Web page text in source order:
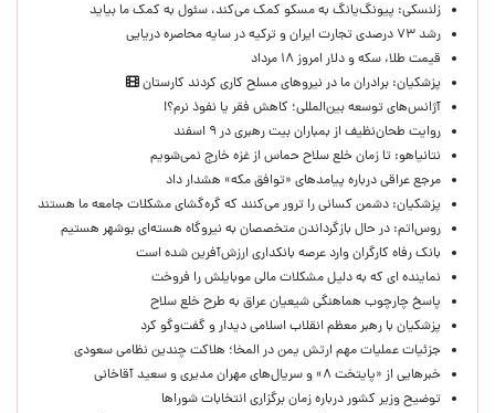
زلنسکی: پیونگ‌یانگ به مسکو کمک می‌کند، سئول به کمک ما بیاید
رشد ۷۳ درصدی تجارت ایران و ترکیه در سایه محاصره دریایی
قیمت طلا، سکه و دلار امروز ۱۸ مرداد
پزشکیان: برادران ما در نیروهای مسلح کاری کردند کارستان
آژانس‌های توسعه بین‌المللی؛ کاهش فقر یا نفوذ نرم؟!
روایت طحان‌نظیف از بمباران بیت رهبری در ۹ اسفند
نتانیاهو: تا زمان خلع سلاح حماس از غزه خارج نمی‌شویم
مرجع عراقی درباره پیامدهای «توافق مکه» هشدار داد
پزشکیان: دشمن کسانی را ترور می‌کنند که گره‌گشای مشکلات جامعه ما هستند
روس‌اتم: در حال بازگرداندن متخصصان به نیروگاه هسته‌ای بوشهر هستیم
بانک رفاه کارگران وارد عرصه بانکداری ارزش‌آفرین شده است
نماینده ای که به دلیل مشکلات مالی موبایلش را فروخت
پاسخ چارچوب هماهنگی شیعیان عراق به طرح خلع سلاح
پزشکیان با رهبر معظم انقلاب اسلامی دیدار و گفت‌وگو کرد
جزئیات عملیات مهم ارتش یمن در المخا؛ هلاکت چندین نظامی سعودی
خبرهایی از «پایتخت ۸» و سریال‌های مهران مدیری و سعید آقاخانی
توضیح وزیر کشور درباره زمان برگزاری انتخابات شوراها